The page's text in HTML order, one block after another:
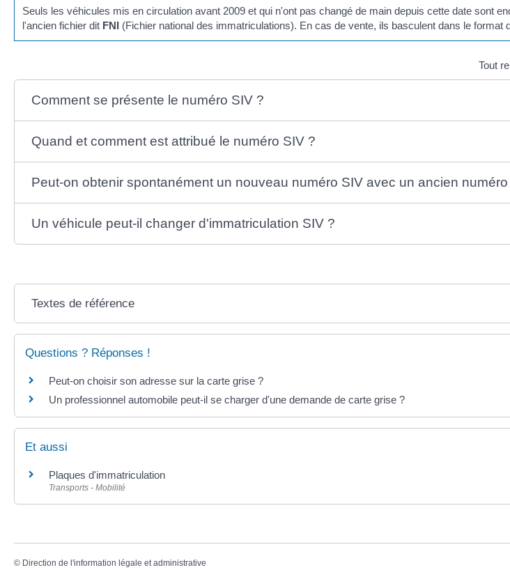
Seuls les véhicules mis en circulation avant 2009 et qui n'ont pas changé de main depuis cette date sont
l'ancien fichier dit FNI (Fichier national des immatriculations). En cas de vente, ils basculent dans le format
Tout
Comment se présente le numéro SIV ?
Quand et comment est attribué le numéro SIV ?
Peut-on obtenir spontanément un nouveau numéro SIV avec un ancien numéro
Un véhicule peut-il changer d'immatriculation SIV ?
Textes de référence
Questions ? Réponses !
Peut-on choisir son adresse sur la carte grise ?
Un professionnel automobile peut-il se charger d'une demande de carte grise ?
Et aussi
Plaques d'immatriculation
Transports - Mobilité
© Direction de l'information légale et administrative